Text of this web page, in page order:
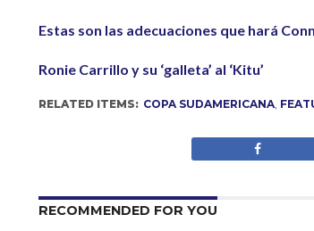
Estas son las adecuaciones que hará
Ronie Carrillo y su ‘galleta’ al ‘Kitu’
RELATED ITEMS: COPA SUDAMERICANA,
RECOMMENDED FOR YOU